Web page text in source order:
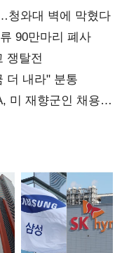
청와대 벽에 막혔다
90만마리 폐사
쟁탈전
더 내라" 분통
미 재향군인 채용